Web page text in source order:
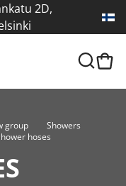
2D,
group
Showers
hoses